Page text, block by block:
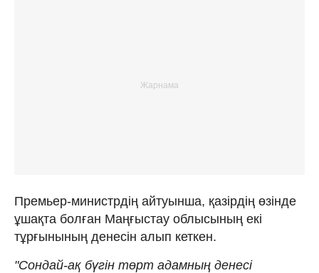
Премьер-министрдің айтуынша, қазірдің өзінде
ұшақта болған Маңғыстау облысының екі
тұрғынының денесін алып кеткен.
"Сондай-ақ бүгін төрт адамның денесі